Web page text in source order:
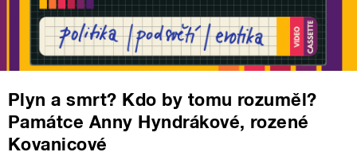
Plyn a smrt? Kdo by tomu rozuměl?
Památce Anny Hyndrákové, rozené
Kovanicové